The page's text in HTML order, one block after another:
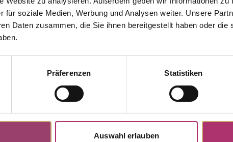
für soziale Medien, Werbung und Analysen weiter. Unsere
Daten zusammen, die Sie ihnen bereitgestellt haben oder die
Präferenzen Statistiken
Auswahl erlauben
The matching pieces from
collection.
· Earrings · 18K Yellow Gold ·
G/VS